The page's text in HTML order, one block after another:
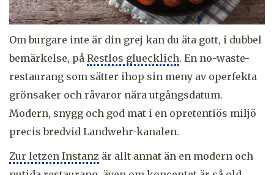
Om burgare inte är din grej kan du äta gott, i dubbel
bemärkelse, på Restlos gluecklich. En no-waste-
restaurang som sätter ihop sin meny av operfekta
grönsaker och råvaror nära utgångsdatum.
Modern, snygg och god mat i en opretentiös miljö
precis bredvid Landwehr-kanalen.
Zur letzen Instanz är allt annat än en modern och